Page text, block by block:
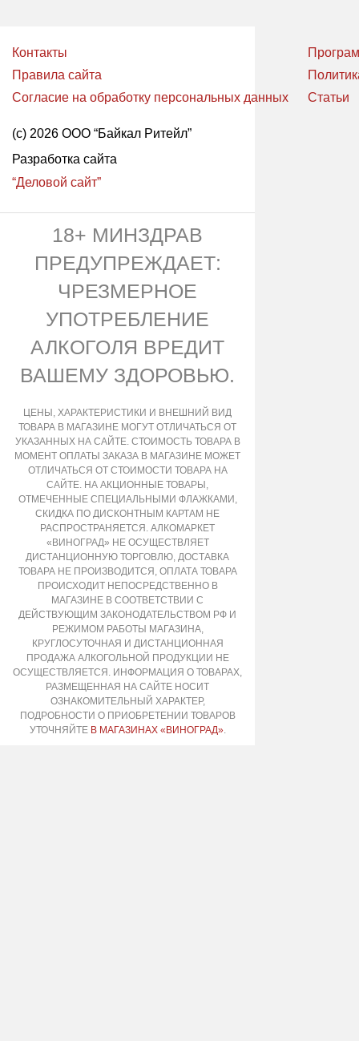
Контакты
Правила сайта
Согласие на обработку персональных данных
Статьи
(с) 2026 ООО “Байкал Ритейл”
Разработка сайта
“Деловой сайт”
18+ МИНЗДРАВ
ПРЕДУПРЕЖДАЕТ:
ЧРЕЗМЕРНОЕ
УПОТРЕБЛЕНИЕ
АЛКОГОЛЯ ВРЕДИТ
ВАШЕМУ ЗДОРОВЬЮ.
ЦЕНЫ, ХАРАКТЕРИСТИКИ И ВНЕШНИЙ ВИД
ТОВАРА В МАГАЗИНЕ МОГУТ ОТЛИЧАТЬСЯ ОТ
УКАЗАННЫХ НА САЙТЕ. СТОИМОСТЬ ТОВАРА В
МОМЕНТ ОПЛАТЫ ЗАКАЗА В МАГАЗИНЕ МОЖЕТ
ОТЛИЧАТЬСЯ ОТ СТОИМОСТИ ТОВАРА НА
САЙТЕ. НА АКЦИОННЫЕ ТОВАРЫ,
ОТМЕЧЕННЫЕ СПЕЦИАЛЬНЫМИ ФЛАЖКАМИ,
СКИДКА ПО ДИСКОНТНЫМ КАРТАМ НЕ
РАСПРОСТРАНЯЕТСЯ. АЛКОМАРКЕТ
«ВИНОГРАД» НЕ ОСУЩЕСТВЛЯЕТ
ДИСТАНЦИОННУЮ ТОРГОВЛЮ, ДОСТАВКА
ТОВАРА НЕ ПРОИЗВОДИТСЯ, ОПЛАТА ТОВАРА
ПРОИСХОДИТ НЕПОСРЕДСТВЕННО В
МАГАЗИНЕ В СООТВЕТСТВИИ С
ДЕЙСТВУЮЩИМ ЗАКОНОДАТЕЛЬСТВОМ РФ И
РЕЖИМОМ РАБОТЫ МАГАЗИНА,
КРУГЛОСУТОЧНАЯ И ДИСТАНЦИОННАЯ
ПРОДАЖА АЛКОГОЛЬНОЙ ПРОДУКЦИИ НЕ
ОСУЩЕСТВЛЯЕТСЯ. ИНФОРМАЦИЯ О ТОВАРАХ,
РАЗМЕЩЕННАЯ НА САЙТЕ НОСИТ
ОЗНАКОМИТЕЛЬНЫЙ ХАРАКТЕР,
ПОДРОБНОСТИ О ПРИОБРЕТЕНИИ ТОВАРОВ
УТОЧНЯЙТЕ В МАГАЗИНАХ «ВИНОГРАД».